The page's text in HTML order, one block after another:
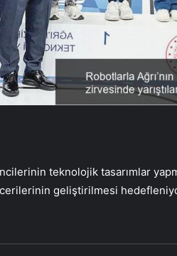
teknolojik tasarımlar
geliştirilmesi